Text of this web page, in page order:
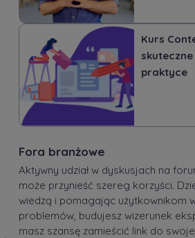
Kurs
praktyce
Fora branżowe
Aktywny udział w dyskusjach na
może przynieść szereg korzyści.
wiedzą i pomagając użytkownikom
problemów, budujesz wizerunek
masz szansę zamieścić link do